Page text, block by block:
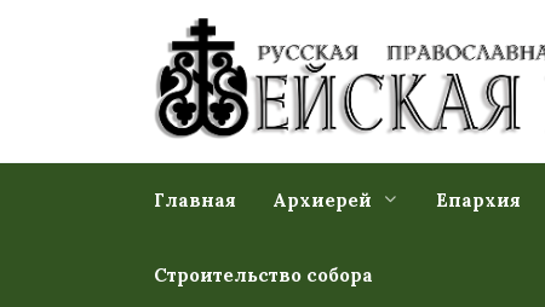
Главная Архиерей Епархия
Строительство собора